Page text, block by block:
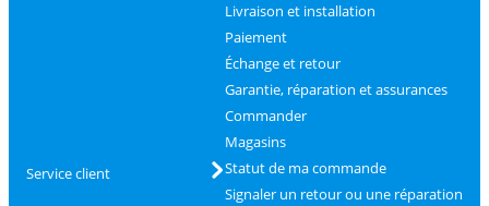
Service client
Livraison et installation
Paiement
Échange et retour
Garantie, réparation et assurances
Commander
Magasins
Statut de ma commande
Signaler un retour ou une réparation